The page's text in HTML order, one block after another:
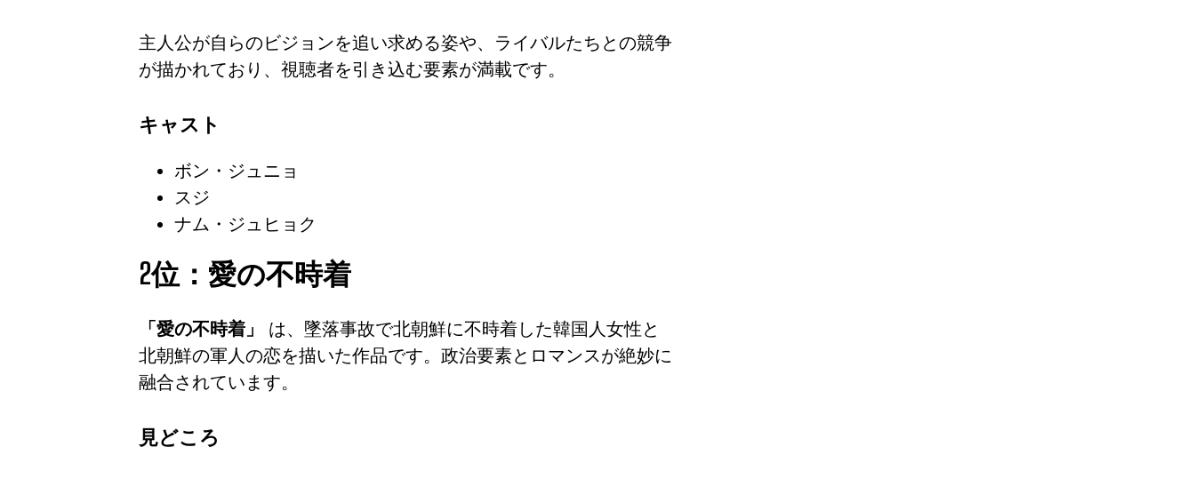
主人公が自らのビジョンを追い求める姿や、ライバルたちとの競争
が描かれており、視聴者を引き込む要素が満載です。
キャスト
ボン・ジュニョ
スジ
ナム・ジュヒョク
2位：愛の不時着
「愛の不時着」
は、墜落事故で北朝鮮に不時着した韓国人女性と
北朝鮮の軍人の恋を描いた作品です。政治要素とロマンスが絶妙に
融合されています。
見どころ